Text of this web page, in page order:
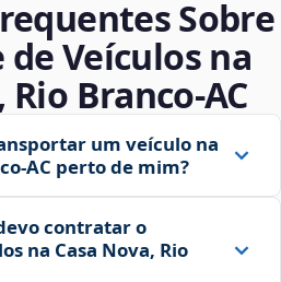
Sobre
Veículos na
Branco‑AC
um veículo na
perto de mim?
contratar o
na Casa Nova, Rio